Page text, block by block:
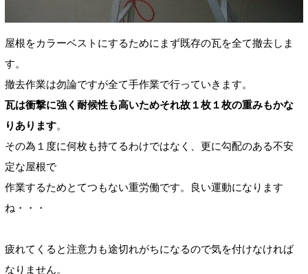
屋根をカラーベストにするためにまず既存の瓦を全て撤去しま
す。
撤去作業は勿論ですが全て手作業で行っていきます。
瓦は衝撃に強く耐候性も高いためそれ故１枚１枚の重みもかな
りあります。
その為１度に何枚も持てるわけではなく、更に勾配のある不安
定な屋根で
作業するためとてつもない重労働です。良い運動になります
ね・・・
疲れてくると注意力も途切れがちになるので気を付けなければ
なりません。